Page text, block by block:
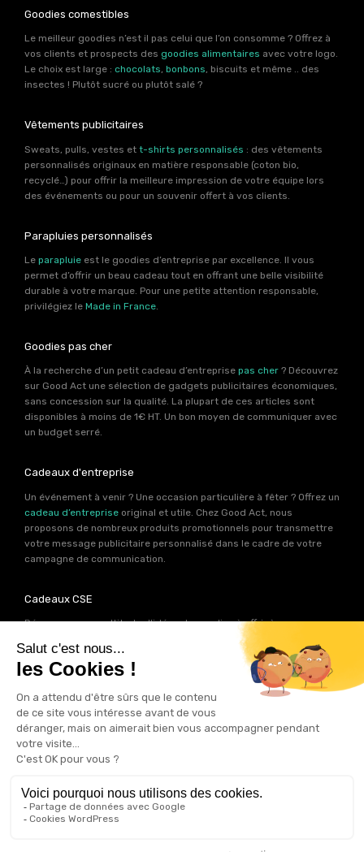
Goodies comestibles
Le meilleur goodies n’est il pas celui que l’on consomme ? Offrez à
vos clients et prospects des goodies alimentaires avec votre logo.
Le choix est large : chocolats, bonbons, biscuits et même .. des
insectes ! Plutôt sucré ou plutôt salé ?
Vêtements publicitaires
Sweats, pulls, vestes et t-shirts personnalisés : des vêtements
personnalisés originaux en matière responsable (coton bio,
recyclé…) pour offrir la meilleure impression de votre équipe lors
des événements ou pour un souvenir offert à vos clients.
Parapluies personnalisés
Le parapluie est le goodies d’entreprise par excellence. Il vous
permet d’offrir un beau cadeau tout en offrant une belle visibilité
durable à votre marque. Pour une petite attention responsable,
privilégiez le Made in France.
Goodies pas cher
À la recherche d’un petit cadeau d’entreprise pas cher ? Découvrez
sur Good Act une sélection de gadgets publicitaires économiques,
sans concession sur la qualité. La plupart de ces articles sont
disponibles à moins de 1€ HT. Un bon moyen de communiquer avec
un budget serré.
Cadeaux d'entreprise
Un événement à venir ? Une occasion particulière à fêter ? Offrez un
cadeau d’entreprise original et utile. Chez Good Act, nous
proposons de nombreux produits promotionnels pour transmettre
votre message publicitaire personnalisé dans le cadre de votre
campagne de communication.
Cadeaux CSE
Découvrez une multitude d’idées de goodies à offrir à vos
collaborateurs. Les experts produits de Good Act ont déniché pour
votreCSEprès de 2000 références de cadeaux personnalisables.
Autant d’idées potentielles pour trouver le cadeau qui contribuera
Goodies RSE
Vous souhaitez communiquer en accord avec vos valeurs ? Ca
tombe bien ! Un grand nombre de produits présents sur Good Act
permet de trouver un goodies parfait pour votre campagne de
communication. Des produits fabriqués avec amour dans de